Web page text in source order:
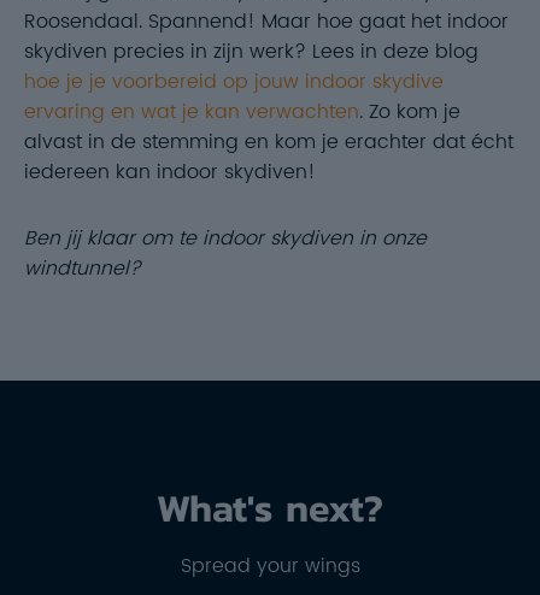
Roosendaal. Spannend! Maar hoe gaat het indoor
skydiven precies in zijn werk? Lees in deze blog
hoe je je voorbereid op jouw indoor skydive
ervaring en wat je kan verwachten. Zo kom je
alvast in de stemming en kom je erachter dat écht
iedereen kan indoor skydiven!
Ben jij klaar om te indoor skydiven in onze
windtunnel?
What's next?
Spread your wings